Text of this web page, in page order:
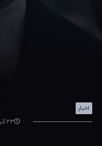
اخبار
۲۳ آذر ۰۰